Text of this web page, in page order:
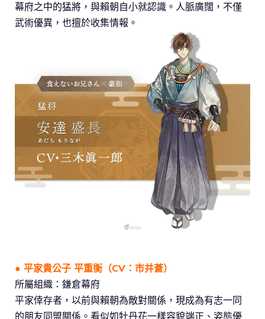
幕府之中的猛將，與賴朝自小就認識。人脈廣闊，不僅
武術優異，也擅於收集情報。
● 平家貴公子 平重衡（CV：市井蒼）
所屬組織：鎌倉幕府
平家倖存者，以前與賴朝為敵對關係，現成為有志一同
的朋友同盟關係。看似如牡丹花一樣容貌端正、姿態優